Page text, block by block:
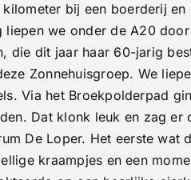
bij een boerderij
we onder de A20
dit jaar haar 60-jarig
Zonnehuisgroep. We
Via het Broekpolderpad
Dat klonk leuk en zag er
De Loper. Het eerste wat
kraampjes en een